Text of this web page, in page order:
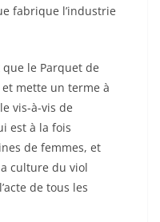
fabrique l’industrie
le Parquet de
mette un terme à
vis-à-vis de
est à la fois
de femmes, et
culture du viol
de tous les